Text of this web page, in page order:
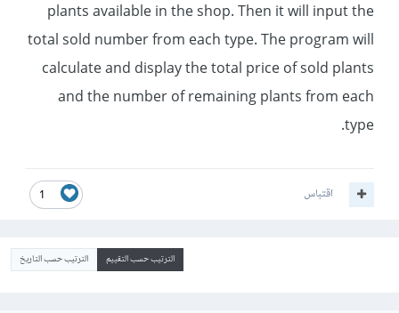
plants available in the shop. Then it will input the
total sold number from each type. The program will
calculate and display the total price of sold plants
and the number of remaining plants from each
type.
1 اقتباس
الترتيب حسب التقييم الترتيب حسب التاريخ